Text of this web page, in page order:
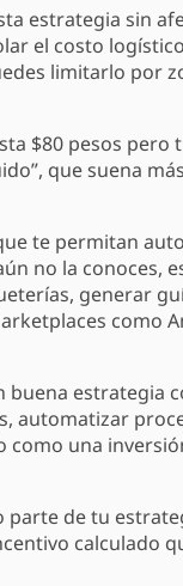
estrategia sin
el costo
limitarlo por
$80 pesos pero
que suena
te permitan
no la conoces,
generar
como
buena estrategia
automatizar
como una
parte de tu
calculado